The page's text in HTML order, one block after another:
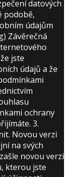
datových
podobě,
údajům
Závěrečná
jste
údajů a že
ochrany
3.
Novou verzi
na svých
novou verzi
kterou jste